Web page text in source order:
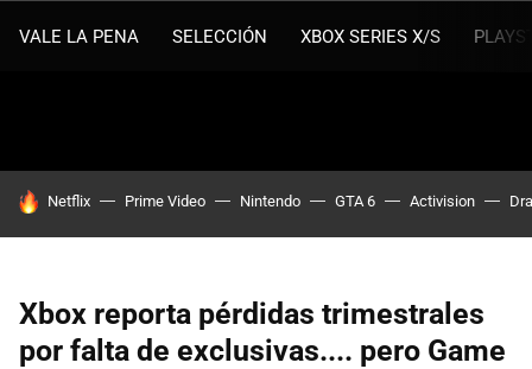
VALE LA PENA SELECCIÓN XBOX SERIES X/S
HOY SE HABLA DE
Netflix Prime Video Nintendo GTA 6 Activision
Xbox reporta pérdidas trimestrales
por falta de exclusivas.... pero Game